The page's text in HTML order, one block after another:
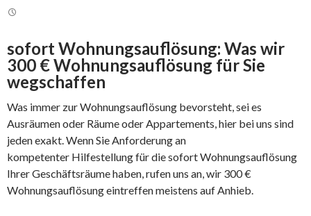
sofort Wohnungsauflösung: Was wir
300 € Wohnungsauflösung für Sie
wegschaffen
Was immer zur Wohnungsauflösung bevorsteht, sei es
Ausräumen oder Räume oder Appartements, hier bei uns sind
jeden exakt. Wenn Sie Anforderung an
kompetenter Hilfestellung für die sofort Wohnungsauflösung
Ihrer Geschäftsräume haben, rufen uns an, wir 300 €
Wohnungsauflösung eintreffen meistens auf Anhieb.